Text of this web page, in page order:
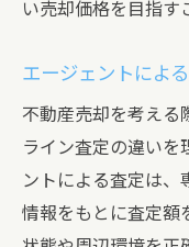
い売却価格を目指す
エージェントによ
不動産売却を考える
ライン査定の違いを
ントによる査定は、
情報をもとに査定額